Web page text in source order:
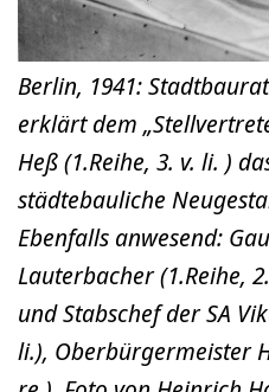
Berlin, 1941:
erklärt dem
Heß (1.Reihe, 3. v. li. )
städtebauliche
Ebenfalls anwesend:
Lauterbacher (1.Reihe,
und Stabschef der SA
li.), Oberbürgermeister